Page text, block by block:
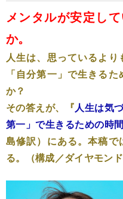
メンタルが安定し
か。
人生は、思っているよ
「自分第一」で生きる
か？
その答えが、『人生は気
第一」で生きるための時
島修訳）にある。本稿
る。（構成／ダイヤモン